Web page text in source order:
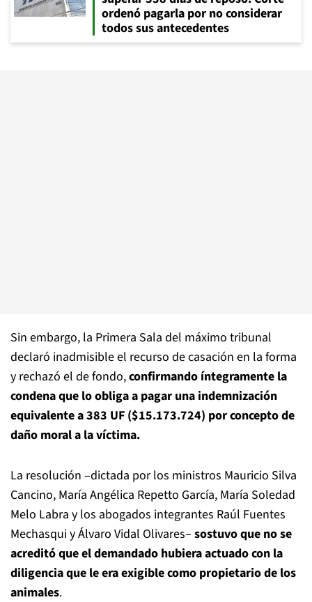
ordenó pagarla por no considerar
todos sus antecedentes
Sin embargo, la Primera Sala del máximo tribunal
declaró inadmisible el recurso de casación en la forma
y rechazó el de fondo,confirmando íntegramente la
condena que lo obliga a pagar una indemnización
equivalente a 383 UF ($15.173.724) por concepto de
daño moral a la víctima.
La resolución –dictada por los ministros Mauricio Silva
Cancino, María Angélica Repetto García, María Soledad
Melo Labra y los abogados integrantes Raúl Fuentes
Mechasqui y Álvaro Vidal Olivares– sostuvo que no se
acreditó que el demandado hubiera actuado con la
diligencia que le era exigible como propietario de los
animales.